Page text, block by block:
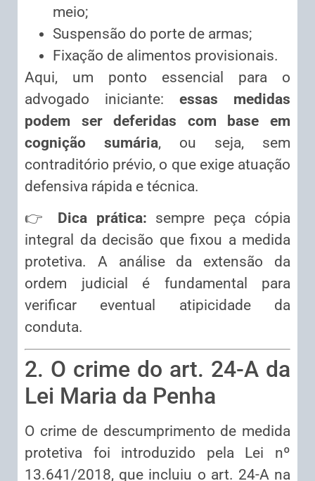
meio;
Suspensão do porte de armas;
Fixação de alimentos provisionais.
Aqui, um ponto essencial para o
advogado iniciante: essas medidas
podem ser deferidas com base em
cognição sumária, ou seja, sem
contraditório prévio, o que exige atuação
defensiva rápida e técnica.
👉 Dica prática: sempre peça cópia
integral da decisão que fixou a medida
protetiva. A análise da extensão da
ordem judicial é fundamental para
verificar eventual atipicidade da
conduta.
2. O crime do art. 24-A da
Lei Maria da Penha
O crime de descumprimento de medida
protetiva foi introduzido pela Lei nº
13.641/2018, que incluiu o art. 24-A na